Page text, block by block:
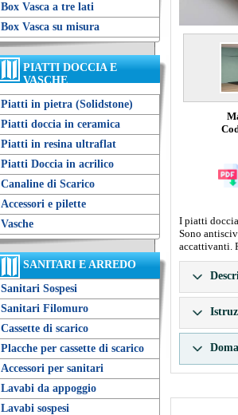
Box Vasca a tre lati
Box Vasca su misura
PIATTI DOCCIA E
VASCHE
Piatti in pietra (Solidstone)
Piatti doccia in ceramica
Piatti in resina ultraflat
Piatti Doccia in acrilico
Canaline di Scarico
Accessori e pilette
Vasche
SANITARI E ARREDO
Sanitari Sospesi
Sanitari Filomuro
Cassette di scarico
Placche per cassette di scarico
Accessori per sanitari
Lavabi da appoggio
Lavabi sospesi
I piatti
Sono
accattivanti.